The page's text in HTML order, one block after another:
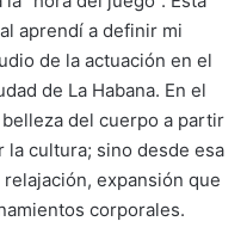
aprendí a definir mi
de la actuación en el
de La Habana. En el
del cuerpo a partir
cultura; sino desde esa
expansión que
corporales.